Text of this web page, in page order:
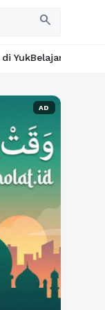
search
langkah
AD